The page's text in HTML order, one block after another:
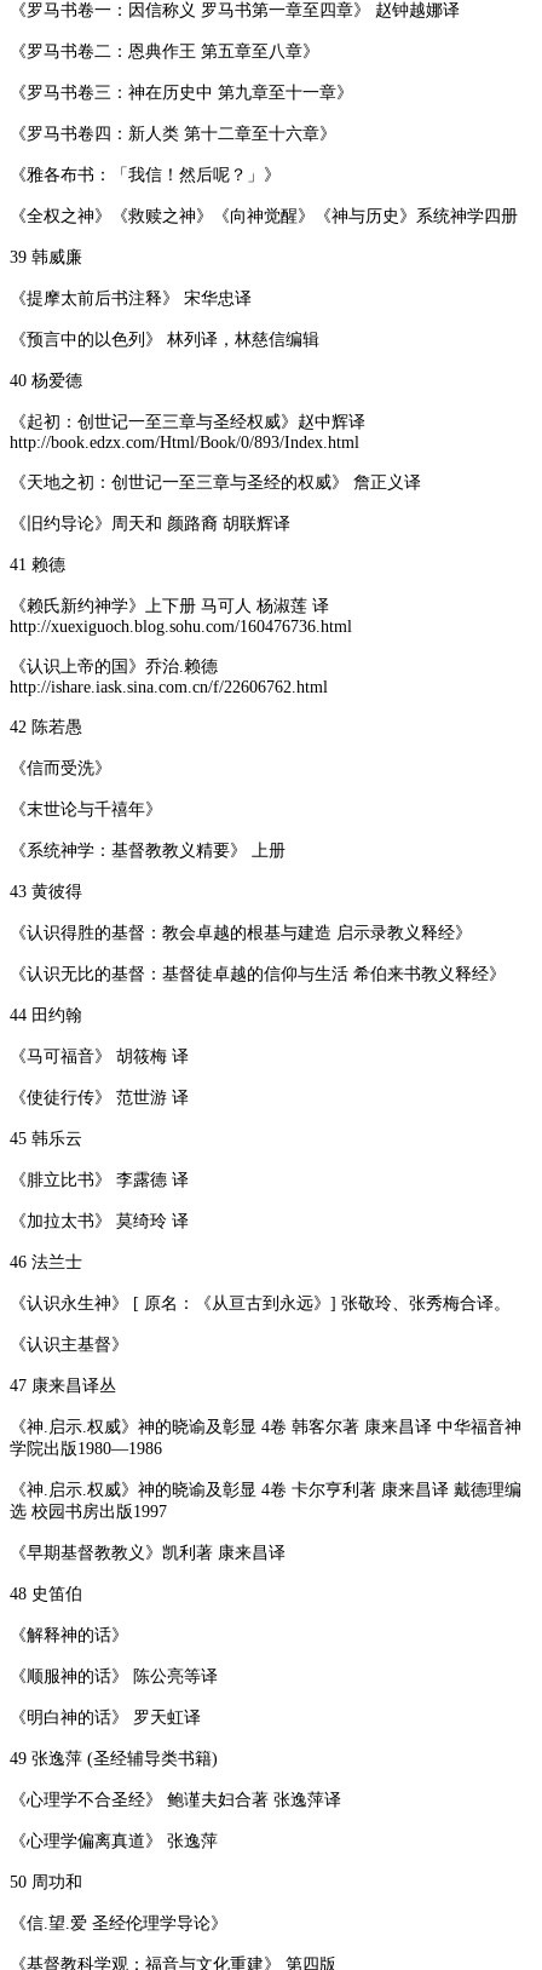
《罗马书卷一：因信称义 罗马书第一章至四章》 赵钟越娜译
《罗马书卷二：恩典作王 第五章至八章》
《罗马书卷三：神在历史中 第九章至十一章》
《罗马书卷四：新人类 第十二章至十六章》
《雅各布书：「我信！然后呢？」》
《全权之神》《救赎之神》《向神觉醒》《神与历史》系统神学四册
39 韩威廉
《提摩太前后书注释》 宋华忠译
《预言中的以色列》 林列译，林慈信编辑
40 杨爱德
《起初：创世记一至三章与圣经权威》赵中辉译
http://book.edzx.com/Html/Book/0/893/Index.html
《天地之初：创世记一至三章与圣经的权威》 詹正义译
《旧约导论》周天和 颜路裔 胡联辉译
41 赖德
《赖氏新约神学》上下册 马可人 杨淑莲 译
http://xuexiguoch.blog.sohu.com/160476736.html
《认识上帝的国》乔治.赖德
http://ishare.iask.sina.com.cn/f/22606762.html
42 陈若愚
《信而受洗》
《末世论与千禧年》
《系统神学：基督教教义精要》 上册
43 黄彼得
《认识得胜的基督：教会卓越的根基与建造 启示录教义释经》
《认识无比的基督：基督徒卓越的信仰与生活 希伯来书教义释经》
44 田约翰
《马可福音》 胡筱梅 译
《使徒行传》 范世游 译
45 韩乐云
《腓立比书》 李露德 译
《加拉太书》 莫绮玲 译
46 法兰士
《认识永生神》 [ 原名：《从亘古到永远》] 张敬玲、张秀梅合译。
《认识主基督》
47 康来昌译丛
《神.启示.权威》神的晓谕及彰显 4卷 韩客尔著 康来昌译 中华福音神
学院出版1980—1986
《神.启示.权威》神的晓谕及彰显 4卷 卡尔亨利著 康来昌译 戴德理编
选 校园书房出版1997
《早期基督教教义》凯利著 康来昌译
48 史笛伯
《解释神的话》
《顺服神的话》 陈公亮等译
《明白神的话》 罗天虹译
49 张逸萍 (圣经辅导类书籍)
《心理学不合圣经》 鲍谨夫妇合著 张逸萍译
《心理学偏离真道》 张逸萍
50 周功和
《信.望.爱 圣经伦理学导论》
《基督教科学观：福音与文化重建》 第四版